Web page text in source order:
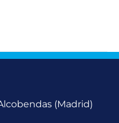
(Madrid)